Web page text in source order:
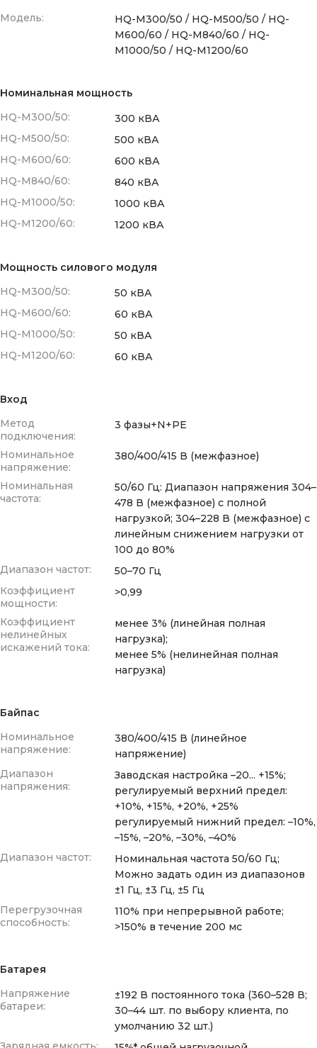
Модель:
HQ-M300/50 / HQ-M500/50 / HQ-
M600/60 / HQ-M840/60 / HQ-
M1000/50 / HQ-M1200/60
Номинальная мощность
HQ-M300/50:
300 кВА
HQ-M500/50:
500 кВА
HQ-M600/60:
600 кВА
HQ-M840/60:
840 кВА
HQ-M1000/50:
1000 кВА
HQ-M1200/60:
1200 кВА
Мощность силового модуля
HQ-M300/50:
50 кВА
HQ-M600/60:
60 кВА
HQ-M1000/50:
50 кВА
HQ-M1200/60:
60 кВА
Вход
Метод
подключения:
3 фазы+N+PE
Номинальное
напряжение:
380/400/415 В (межфазное)
Номинальная
частота:
50/60 Гц: Диапазон напряжения 304–
478 В (межфазное) с полной
нагрузкой; 304–228 В (межфазное) с
линейным снижением нагрузки от
100 до 80%
Диапазон частот:
50–70 Гц
Коэффициент
мощности:
>0,99
Коэффициент
нелинейных
искажений тока:
менее 3% (линейная полная
нагрузка);
менее 5% (нелинейная полная
нагрузка)
Байпас
Номинальное
напряжение:
380/400/415 В (линейное
напряжение)
Диапазон
напряжения:
Заводская настройка –20... +15%;
регулируемый верхний предел:
+10%, +15%, +20%, +25%
регулируемый нижний предел: –10%,
–15%, –20%, –30%, –40%
Диапазон частот:
Номинальная частота 50/60 Гц;
Можно задать один из диапазонов
±1 Гц, ±3 Гц, ±5 Гц
Перегрузочная
способность:
110% при непрерывной работе;
>150% в течение 200 мс
Батарея
Напряжение
батареи:
±192 В постоянного тока (360–528 В;
30–44 шт. по выбору клиента, по
умолчанию 32 шт.)